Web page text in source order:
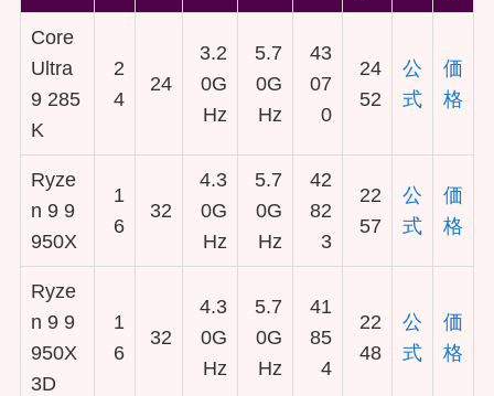
Core
Ultra
9 285
K
2
4
24
3.2
0G
Hz
5.7
0G
Hz
43
07
0
24
52
公
式
価
格
Ryze
n 9 9
950X
1
6
32
4.3
0G
Hz
5.7
0G
Hz
42
82
3
22
57
公
式
価
格
Ryze
n 9 9
950X
3D
1
6
32
4.3
0G
Hz
5.7
0G
Hz
41
85
4
22
48
公
式
価
格